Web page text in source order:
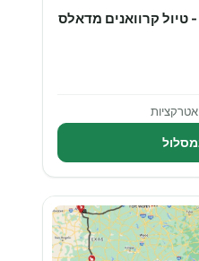
טיול קרוואנים מדאלס